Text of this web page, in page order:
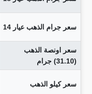
سعر جرام الذهب عيار 14
سعر اونصة الذهب
(31.10) جرام
سعر كيلو الذهب